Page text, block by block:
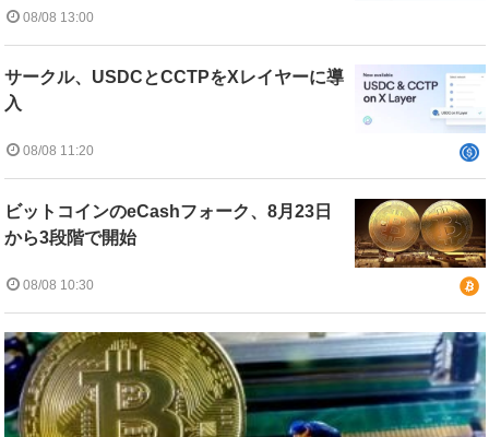
08/08 13:00
サークル、USDCとCCTPをXレイヤーに導
入
08/08 11:20
ビットコインのeCashフォーク、8月23日
から3段階で開始
08/08 10:30